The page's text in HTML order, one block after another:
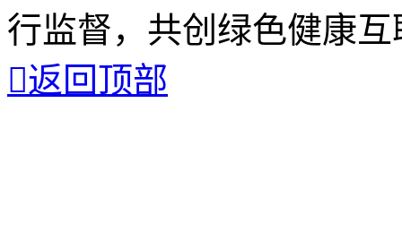
行监督，共创绿色健康互
返回顶部